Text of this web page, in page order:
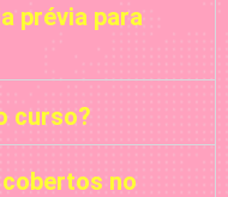
prévia para
curso?
no